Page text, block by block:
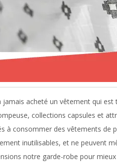
jamais acheté un vêtement qui
collections capsules et
à consommer des vêtements de
inutilisables, et ne peuvent
notre garde-robe pour